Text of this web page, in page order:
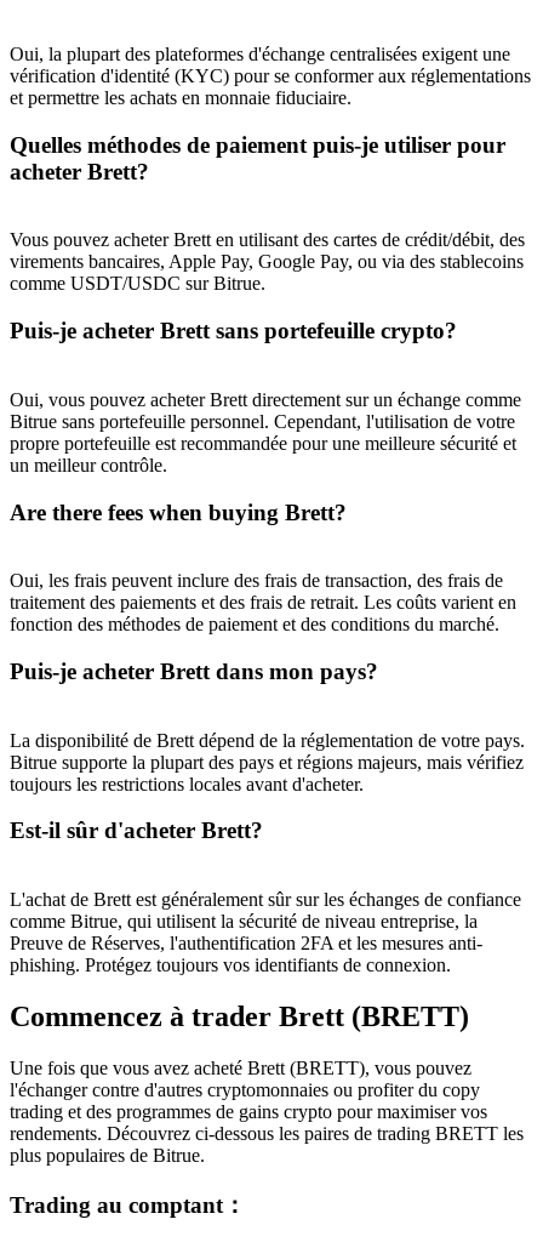
Oui, la plupart des plateformes d'échange centralisées exigent une
vérification d'identité (KYC) pour se conformer aux réglementations
et permettre les achats en monnaie fiduciaire.
Quelles méthodes de paiement puis-je utiliser pour
acheter Brett?
Vous pouvez acheter Brett en utilisant des cartes de crédit/débit, des
virements bancaires, Apple Pay, Google Pay, ou via des stablecoins
comme USDT/USDC sur Bitrue.
Puis-je acheter Brett sans portefeuille crypto?
Oui, vous pouvez acheter Brett directement sur un échange comme
Bitrue sans portefeuille personnel. Cependant, l'utilisation de votre
propre portefeuille est recommandée pour une meilleure sécurité et
un meilleur contrôle.
Are there fees when buying Brett?
Oui, les frais peuvent inclure des frais de transaction, des frais de
traitement des paiements et des frais de retrait. Les coûts varient en
fonction des méthodes de paiement et des conditions du marché.
Puis-je acheter Brett dans mon pays?
La disponibilité de Brett dépend de la réglementation de votre pays.
Bitrue supporte la plupart des pays et régions majeurs, mais vérifiez
toujours les restrictions locales avant d'acheter.
Est-il sûr d'acheter Brett?
L'achat de Brett est généralement sûr sur les échanges de confiance
comme Bitrue, qui utilisent la sécurité de niveau entreprise, la
Preuve de Réserves, l'authentification 2FA et les mesures anti-
phishing. Protégez toujours vos identifiants de connexion.
Commencez à trader Brett (BRETT)
Une fois que vous avez acheté Brett (BRETT), vous pouvez
l'échanger contre d'autres cryptomonnaies ou profiter du copy
trading et des programmes de gains crypto pour maximiser vos
rendements. Découvrez ci-dessous les paires de trading BRETT les
plus populaires de Bitrue.
Trading au comptant ：